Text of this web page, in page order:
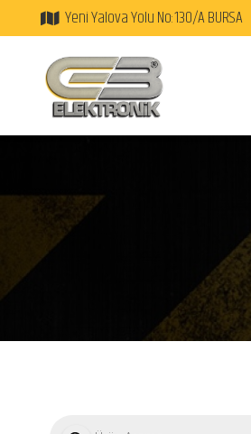
Yeni Yalova Yolu No:130/A BURSA